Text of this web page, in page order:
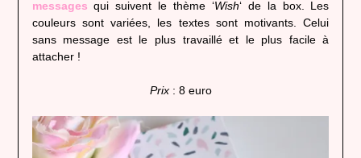
messages qui suivent le thème ‘Wish‘ de la box. Les
couleurs sont variées, les textes sont motivants. Celui
sans message est le plus travaillé et le plus facile à
attacher !
Prix: 8 euro